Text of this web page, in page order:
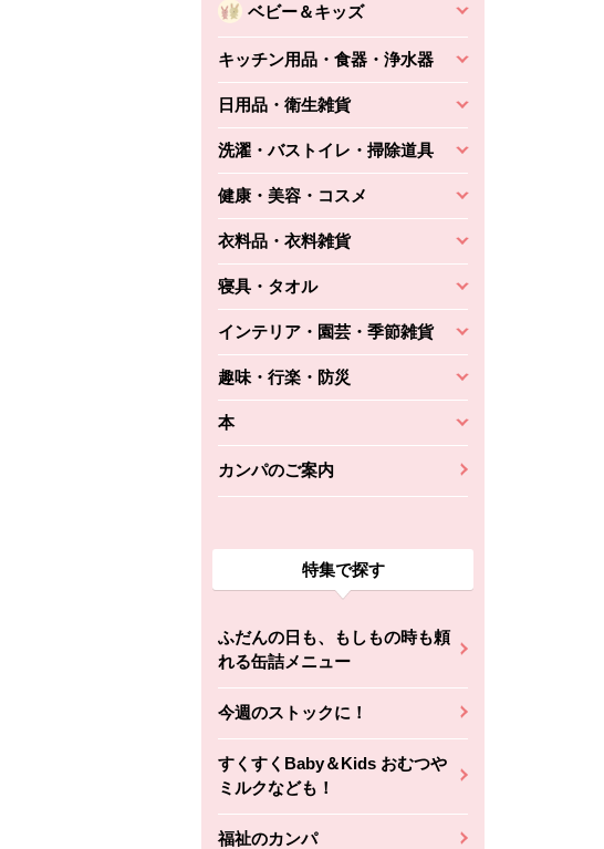
ベビー＆キッズ
キッチン用品・食器・浄水器
日用品・衛生雑貨
洗濯・バストイレ・掃除道具
健康・美容・コスメ
衣料品・衣料雑貨
寝具・タオル
インテリア・園芸・季節雑貨
趣味・行楽・防災
本
カンパのご案内
特集で探す
ふだんの日も、もしもの時も頼
れる缶詰メニュー
今週のストックに！
すくすくBaby＆Kids おむつや
ミルクなども！
福祉のカンパ